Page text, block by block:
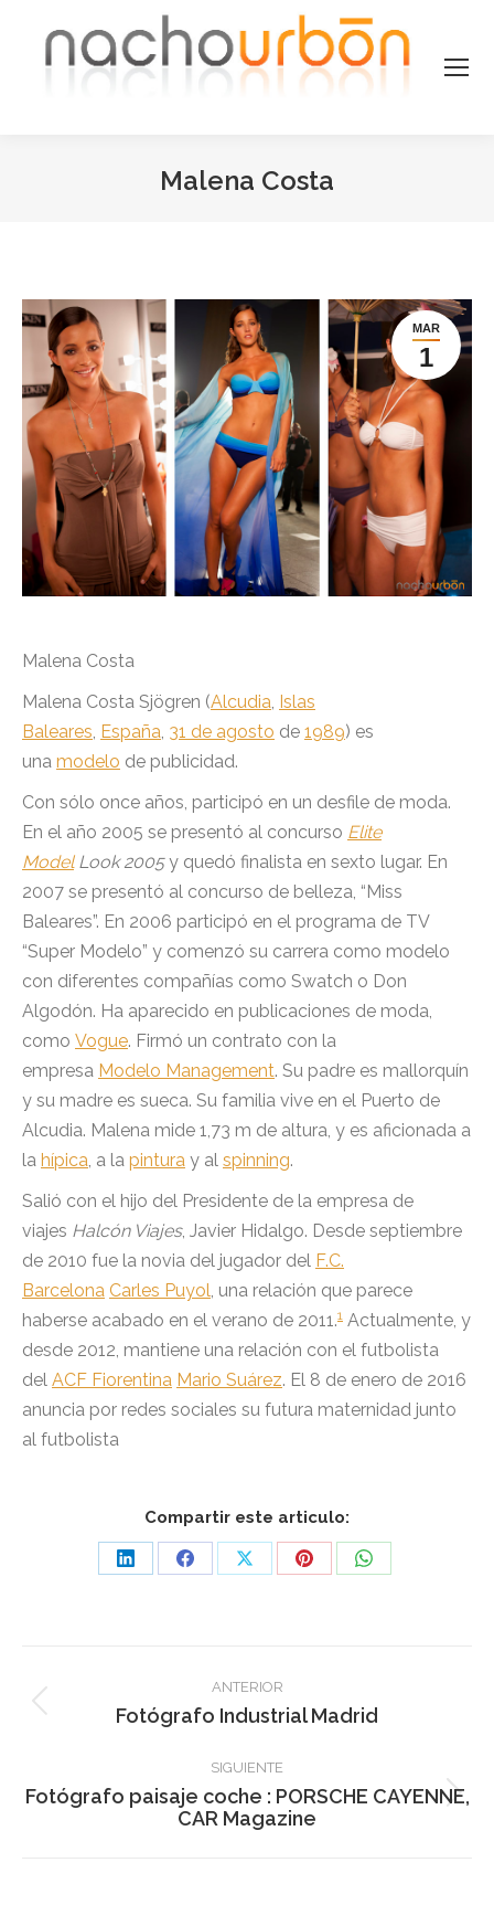
Malena Costa
MAR
1
Malena Costa
Malena Costa Sjögren (Alcudia, Islas
Baleares, España, 31 de agosto de 1989) es
una modelo de publicidad.
Con sólo once años, participó en un desfile de moda.
En el año 2005 se presentó al concurso Elite
Model Look 2005y quedó finalista en sexto lugar. En
2007 se presentó al concurso de belleza, “Miss
Baleares”. En 2006 participó en el programa de TV
“Super Modelo” y comenzó su carrera como modelo
con diferentes compañías como Swatch o Don
Algodón. Ha aparecido en publicaciones de moda,
como Vogue. Firmó un contrato con la
empresa Modelo Management. Su padre es mallorquín
y su madre es sueca. Su familia vive en el Puerto de
Alcudia. Malena mide 1,73 m de altura, y es aficionada a
la hípica, a la pintura y al spinning.
Salió con el hijo del Presidente de la empresa de
viajes Halcón Viajes, Javier Hidalgo. Desde septiembre
de 2010 fue la novia del jugador del F.C.
Barcelona Carles Puyol, una relación que parece
haberse acabado en el verano de 2011.1 Actualmente, y
desde 2012, mantiene una relación con el futbolista
del ACF Fiorentina Mario Suárez. El 8 de enero de 2016
anuncia por redes sociales su futura maternidad junto
al futbolista
Compartir este articulo:
Share
Share
Share
Share
Share
entre
publicaciones
ANTERIOR
Publicación
Fotógrafo Industrial Madrid
SIGUIENTE
Publicación
siguiente:
Fotógrafo paisaje coche : PORSCHE CAYENNE,
CAR Magazine